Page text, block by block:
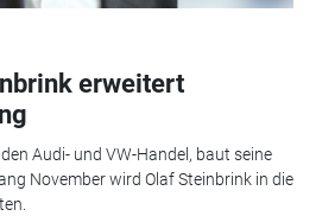
erweitert
Audi- und VW-Handel, baut seine
November wird Olaf Steinbrink in die